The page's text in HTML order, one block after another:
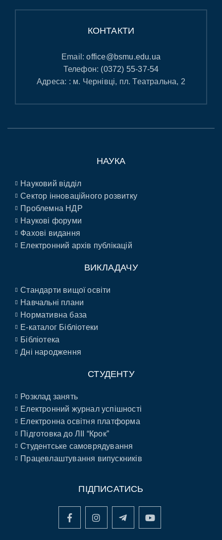
КОНТАКТИ
Email:office@bsmu.edu.ua
Телефон: (0372) 55-37-54
Адреса: : м. Чернівці, пл. Театральна, 2
НАУКА
Науковий відділ
Сектор інноваційного розвитку
Проблемна НДР
Наукові форуми
Фахові видання
Електронний архів публікацій
ВИКЛАДАЧУ
Стандарти вищої освіти
Навчальні плани
Нормативна база
E-каталог Бібліотеки
Бібліотека
Дні народження
СТУДЕНТУ
Розклад занять
Електронний журнал успішності
Електронна освітня платформа
Підготовка до ЛІІ “Крок”
Студентське самоврядування
Працевлаштування випускників
ПІДПИСАТИСЬ